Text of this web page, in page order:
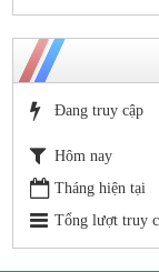
Đang truy cập
Hôm nay
Tháng hiện tại
Tổng lượt truy